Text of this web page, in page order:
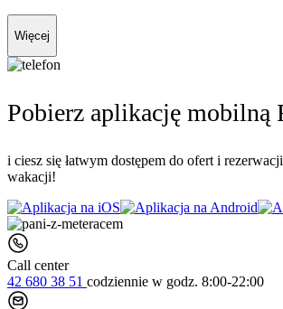
Więcej
Pobierz aplikację mobilną
i ciesz się łatwym dostępem do ofert i
wakacji!
Call center
42 680 38 51 codziennie w godz. 8:00-22:00